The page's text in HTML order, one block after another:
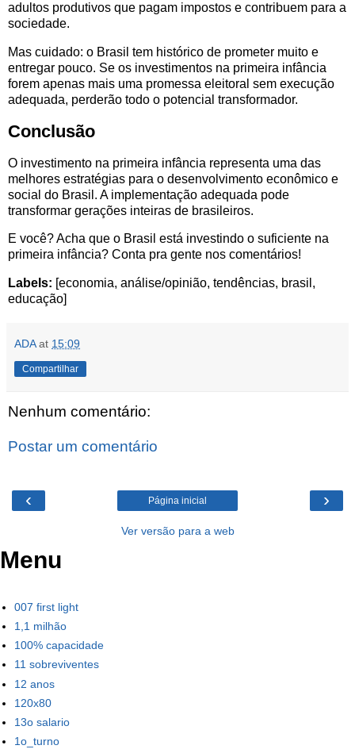
adultos produtivos que pagam impostos e contribuem para a
sociedade.
Mas cuidado: o Brasil tem histórico de prometer muito e
entregar pouco. Se os investimentos na primeira infância
forem apenas mais uma promessa eleitoral sem execução
adequada, perderão todo o potencial transformador.
Conclusão
O investimento na primeira infância representa uma das
melhores estratégias para o desenvolvimento econômico e
social do Brasil. A implementação adequada pode
transformar gerações inteiras de brasileiros.
E você? Acha que o Brasil está investindo o suficiente na
primeira infância? Conta pra gente nos comentários!
Labels: [economia, análise/opinião, tendências, brasil,
educação]
ADA at 15:09
Compartilhar
Nenhum comentário:
Postar um comentário
‹ ›
Página inicial
Ver versão para a web
Menu
007 first light
1,1 milhão
100% capacidade
11 sobreviventes
12 anos
120x80
13o salario
1o_turno